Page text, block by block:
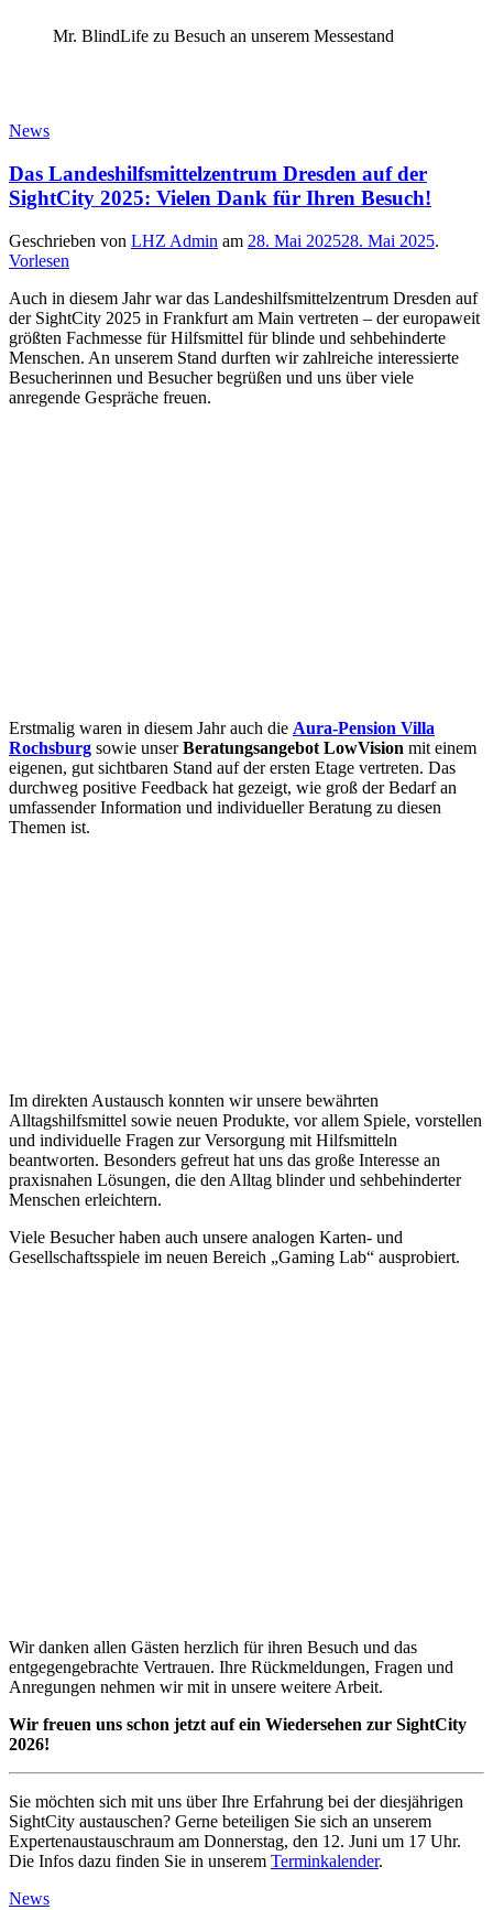
Mr. BlindLife zu Besuch an unserem Messestand
News
Das Landeshilfsmittelzentrum Dresden auf der
SightCity 2025: Vielen Dank für Ihren Besuch!
Geschrieben von LHZ Admin am 28. Mai 202528. Mai 2025.
Vorlesen
Auch in diesem Jahr war das Landeshilfsmittelzentrum Dresden auf
der SightCity 2025 in Frankfurt am Main vertreten – der europaweit
größten Fachmesse für Hilfsmittel für blinde und sehbehinderte
Menschen. An unserem Stand durften wir zahlreiche interessierte
Besucherinnen und Besucher begrüßen und uns über viele
anregende Gespräche freuen.
Erstmalig waren in diesem Jahr auch die Aura-Pension Villa
Rochsburg sowie unserBeratungsangebot LowVision mit einem
eigenen, gut sichtbaren Stand auf der ersten Etage vertreten. Das
durchweg positive Feedback hat gezeigt, wie groß der Bedarf an
umfassender Information und individueller Beratung zu diesen
Themen ist.
Im direkten Austausch konnten wir unsere bewährten
Alltagshilfsmittel sowie neuen Produkte, vor allem Spiele, vorstellen
und individuelle Fragen zur Versorgung mit Hilfsmitteln
beantworten. Besonders gefreut hat uns das große Interesse an
praxisnahen Lösungen, die den Alltag blinder und sehbehinderter
Menschen erleichtern.
Viele Besucher haben auch unsere analogen Karten- und
Gesellschaftsspiele im neuen Bereich „Gaming Lab“ ausprobiert.
Wir danken allen Gästen herzlich für ihren Besuch und das
entgegengebrachte Vertrauen. Ihre Rückmeldungen, Fragen und
Anregungen nehmen wir mit in unsere weitere Arbeit.
Wir freuen uns schon jetzt auf ein Wiedersehen zur SightCity
2026!
Sie möchten sich mit uns über Ihre Erfahrung bei der diesjährigen
SightCity austauschen? Gerne beteiligen Sie sich an unserem
Expertenaustauschraum am Donnerstag, den 12. Juni um 17 Uhr.
Die Infos dazu finden Sie in unserem Terminkalender.
News